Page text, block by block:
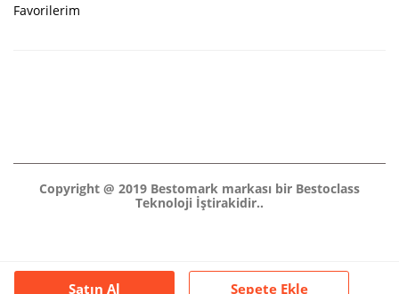
Satın Al Sepete Ekle
Favorilerim
Copyright @ 2019 Bestomark markası bir Bestoclass
Teknoloji İştirakidir..